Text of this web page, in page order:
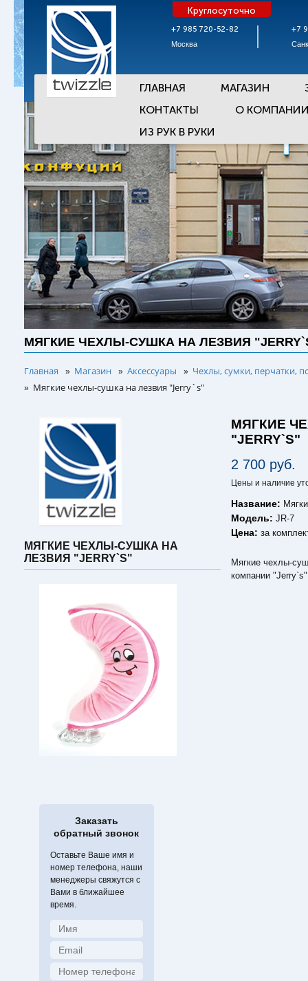
+7 985 720-52-82
Москва
Круглосуточно
+7
ГЛАВНАЯ МАГАЗИН
КОНТАКТЫ
О
ИЗ РУК В РУКИ
МЯГКИЕ ЧЕХЛЫ-СУШКА НА ЛЕЗВИЯ
Главная » Магазин » Аксессуары » Чехлы, сумки, перчатки,
» Мягкие чехлы-сушка на лезвия "Jerry`s"
МЯГКИЕ ЧЕХЛЫ-СУШКА НА
ЛЕЗВИЯ "JERRY`S"
Заказать
обратный звонок
Оставьте Ваше имя и
номер телефона, наши
менеджеры свяжутся с
Вами в ближайшее
время.
МЯГКИЕ
"JERRY`S"
2 700 руб.
Цены и наличие
Название:
Модель:JR-7
Цена:за
Мягкие чехлы-
компании